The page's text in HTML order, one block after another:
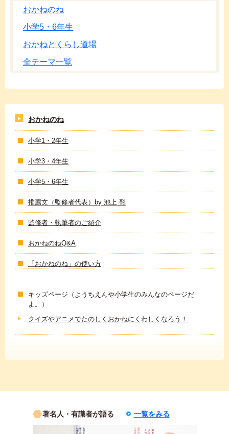
おかねのね
小学5・6年生
おかねとくらし道場
全テーマ一覧
おかねのね
小学1・2年生
小学3・4年生
小学5・6年生
推薦文（監修者代表）by 池上 彰
監修者・執筆者のご紹介
おかねのねQ&A
「おかねのね」の使い方
キッズページ（ようちえんや小学生のみんなのページだ
よ。）
クイズやアニメでたのしくおかねにくわしくなろう！
著名人・有識者が語る 一覧をみる